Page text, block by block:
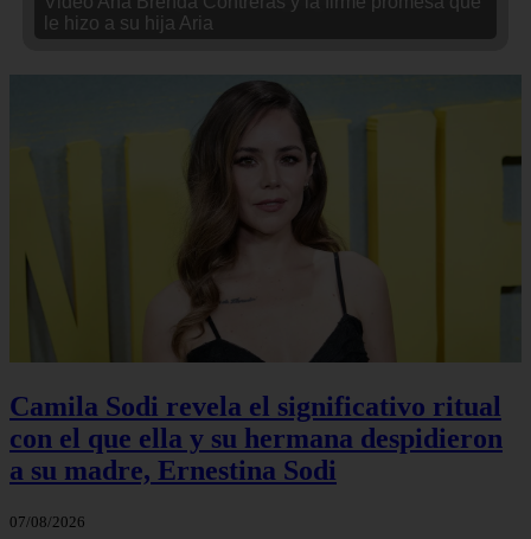
le hizo a su hija Aria
Camila Sodi revela el significativo ritual
con el que ella y su hermana despidieron
a su madre, Ernestina Sodi
07/08/2026